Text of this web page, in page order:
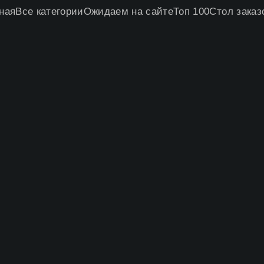
Все категорииОжидаем на сайтеТоп 100Стол